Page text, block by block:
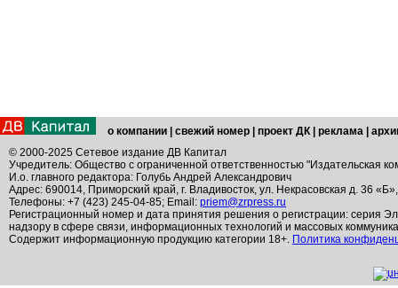
о компании свежий номер проект ДК реклама
© 2000-2025 Сетевое издание ДВ Капитал
Учредитель: Общество с ограниченной ответственностью "Издательская
И.о. главного редактора: Голубь Андрей Александрович
Адрес: 690014, Приморский край, г. Владивосток, ул. Некрасовская д. 36
Телефоны: +7 (423) 245-04-85; Email: priem@zrpress.ru
Регистрационный номер и дата принятия решения о регистрации: серия
надзору в сфере связи, информационных технологий и массовых
Содержит информационную продукцию категории 18+. Политика